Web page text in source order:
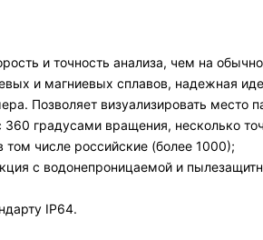
и точность анализа, чем на
и магниевых сплавов, надежная
Позволяет визуализировать место
градусами вращения, несколько
числе российские (более 1000);
с водонепроницаемой и
IP64.